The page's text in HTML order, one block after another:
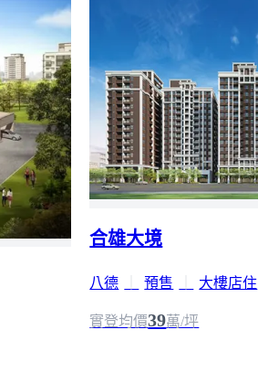
合雄大境
八德 預售 大樓店住
實登均價39萬/坪